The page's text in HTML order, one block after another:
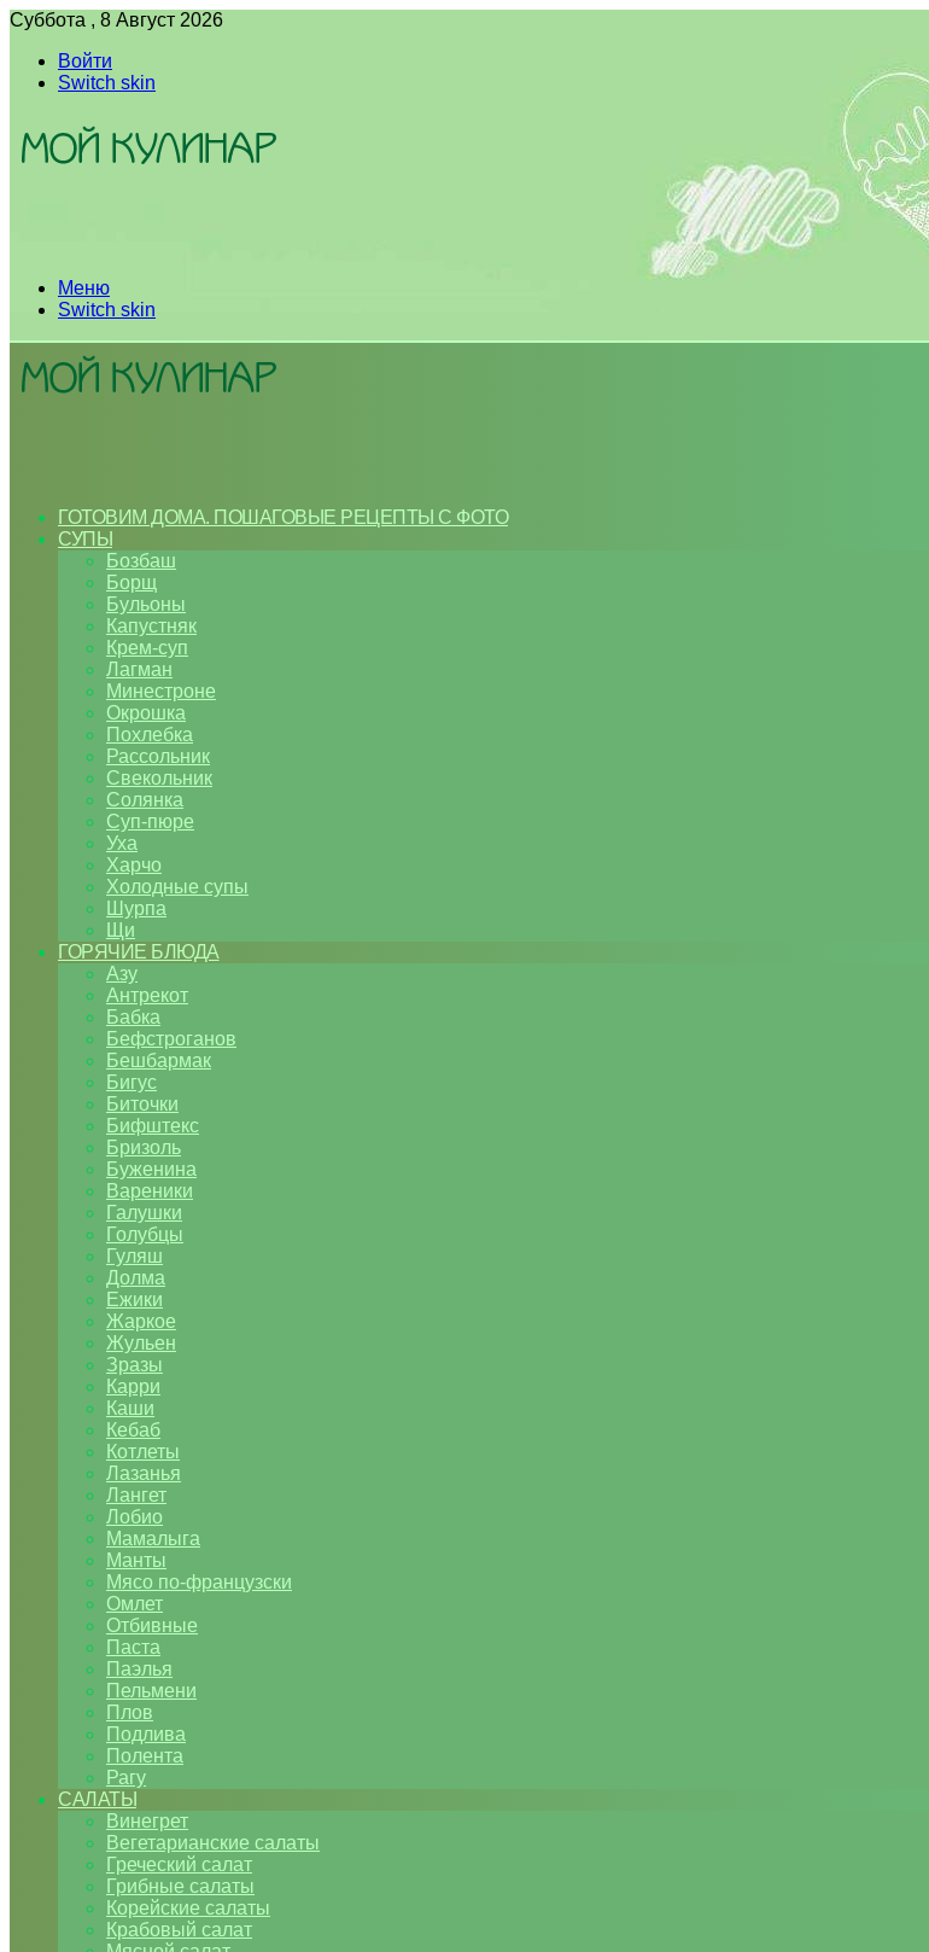
Суббота , 8 Август 2026
Войти
Switch skin
Меню
Switch skin
ГОТОВИМ ДОМА. ПОШАГОВЫЕ РЕЦЕПТЫ С ФОТО
СУПЫ
Бозбаш
Борщ
Бульоны
Капустняк
Крем-суп
Лагман
Минестроне
Окрошка
Похлебка
Рассольник
Свекольник
Солянка
Суп-пюре
Уха
Харчо
Холодные супы
Шурпа
Щи
ГОРЯЧИЕ БЛЮДА
Азу
Антрекот
Бабка
Бефстроганов
Бешбармак
Бигус
Биточки
Бифштекс
Бризоль
Буженина
Вареники
Галушки
Голубцы
Гуляш
Долма
Ежики
Жаркое
Жульен
Зразы
Карри
Каши
Кебаб
Котлеты
Лазанья
Лангет
Лобио
Мамалыга
Манты
Мясо по-французски
Омлет
Отбивные
Паста
Паэлья
Пельмени
Плов
Подлива
Полента
Рагу
САЛАТЫ
Винегрет
Вегетарианские салаты
Греческий салат
Грибные салаты
Корейские салаты
Крабовый салат